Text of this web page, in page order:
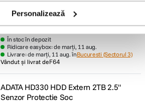
Personalizează
fidelitate
În stoc în depozit
Ridicare easybox: de marți, 11 aug.
Livrare: de marți, 11 aug. înBucuresti (Sectorul 3)
Vândut și livrat deF64
ADATA HD330 HDD Extern 2TB 2.5"
Senzor Protectie Soc